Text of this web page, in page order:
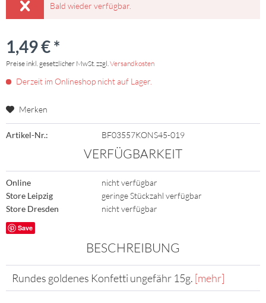
Bald wieder verfügbar.
1,49 € *
Preise inkl. gesetzlicher MwSt. zzgl.Versandkosten
Derzeit im Onlineshop nicht auf Lager.
Merken
Artikel-Nr.: BF03557KONS45-019
VERFÜGBARKEIT
Online
nicht verfügbar
Store Leipzig
geringe Stückzahl verfügbar
Store Dresden
nicht verfügbar
Save
BESCHREIBUNG
Rundes goldenes Konfetti ungefähr 15g. [mehr]